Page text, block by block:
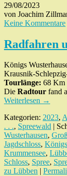
29/08/2023
von Joachim
Keine Kommentare
Radfahren
Königs
Krausnik-
Tourlänge: 68 Km
Die Radtour fand
Weiterlesen →
Kategorien: 2023,
. . ., Spreewald |
Wusterhausen,
Jagdschloss,
Krummensee,
Schloss, Spree,
zu Lübben |